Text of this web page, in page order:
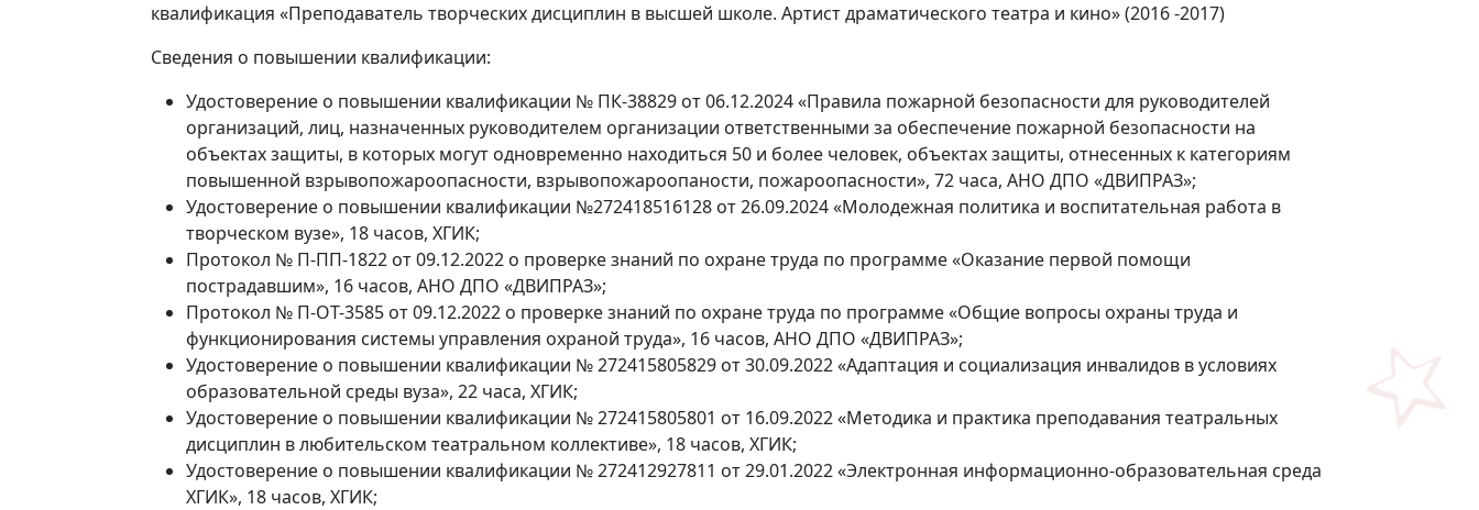
квалификация «Преподаватель творческих дисциплин в высшей школе. Артист драматического театра и кино» (2016 -2017)
Сведения о повышении квалификации:
Удостоверение о повышении квалификации № ПК-38829 от 06.12.2024 «Правила пожарной безопасности для руководителей
организаций, лиц, назначенных руководителем организации ответственными за обеспечение пожарной безопасности на
объектах защиты, в которых могут одновременно находиться 50 и более человек, объектах защиты, отнесенных к категориям
повышенной взрывопожароопасности, взрывопожароопаности, пожароопасности», 72 часа, АНО ДПО «ДВИПРАЗ»;
Удостоверение о повышении квалификации №272418516128 от 26.09.2024 «Молодежная политика и воспитательная работа в
творческом вузе», 18 часов, ХГИК;
Протокол № П-ПП-1822 от 09.12.2022 о проверке знаний по охране труда по программе «Оказание первой помощи
пострадавшим», 16 часов, АНО ДПО «ДВИПРАЗ»;
Протокол № П-ОТ-3585 от 09.12.2022 о проверке знаний по охране труда по программе «Общие вопросы охраны труда и
функционирования системы управления охраной труда», 16 часов, АНО ДПО «ДВИПРАЗ»;
Удостоверение о повышении квалификации № 272415805829 от 30.09.2022 «Адаптация и социализация инвалидов в условиях
образовательной среды вуза», 22 часа, ХГИК;
Удостоверение о повышении квалификации № 272415805801 от 16.09.2022 «Методика и практика преподавания театральных
дисциплин в любительском театральном коллективе», 18 часов, ХГИК;
Удостоверение о повышении квалификации № 272412927811 от 29.01.2022 «Электронная информационно-образовательная среда
ХГИК», 18 часов, ХГИК;